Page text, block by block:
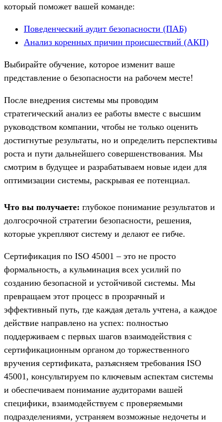
который поможет вашей команде:
Поведенческий аудит безопасности (ПАБ)
Анализ коренных причин происшествий (АКП)
Выбирайте обучение, которое изменит ваше
представление о безопасности на рабочем месте!
После внедрения системы мы проводим
стратегический анализ ее работы вместе с высшим
руководством компании, чтобы не только оценить
достигнутые результаты, но и определить перспективы
роста и пути дальнейшего совершенствования. Мы
смотрим в будущее и разрабатываем новые идеи для
оптимизации системы, раскрывая ее потенциал.
Что вы получаете: глубокое понимание результатов и
долгосрочной стратегии безопасности, решения,
которые укрепляют систему и делают ее гибче.
Сертификация по ISO 45001 – это не просто
формальность, а кульминация всех усилий по
созданию безопасной и устойчивой системы. Мы
превращаем этот процесс в прозрачный и
эффективный путь, где каждая деталь учтена, а каждое
действие направлено на успех: полностью
поддерживаем с первых шагов взаимодействия с
сертификационным органом до торжественного
вручения сертификата, разъясняем требования ISO
45001, консультируем по ключевым аспектам системы
и обеспечиваем понимание аудиторами вашей
специфики, взаимодействуем с проверяемыми
подразделениями, устраняем возможные недочеты и